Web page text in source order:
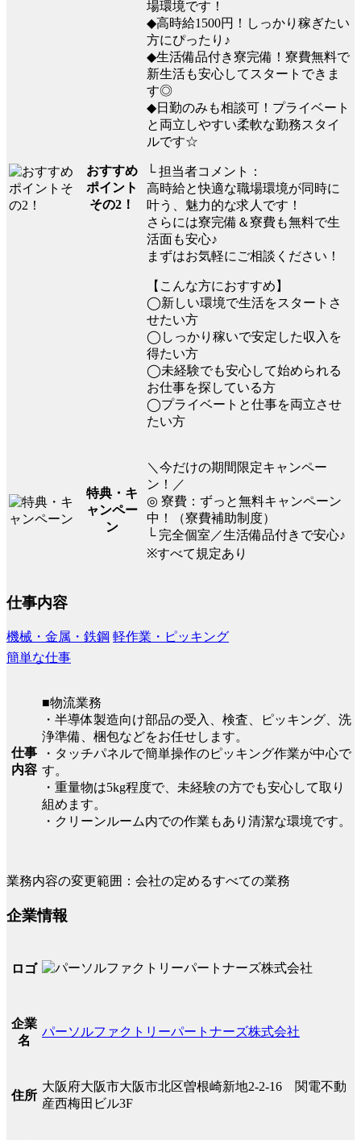
おすすめ
ポイント
その2！
場環境です！
◆高時給1500円！しっかり稼ぎたい
方にぴったり♪
◆生活備品付き寮完備！寮費無料で
新生活も安心してスタートできま
す◎
◆日勤のみも相談可！プライベート
と両立しやすい柔軟な勤務スタイ
ルです☆
└ 担当者コメント：
高時給と快適な職場環境が同時に
叶う、魅力的な求人です！
さらには寮完備＆寮費も無料で生
活面も安心♪
まずはお気軽にご相談ください！
【こんな方におすすめ】
◯新しい環境で生活をスタートさ
せたい方
◯しっかり稼いで安定した収入を
得たい方
◯未経験でも安心して始められる
お仕事を探している方
◯プライベートと仕事を両立させ
たい方
特典・キ
ャンペー
ン
＼今だけの期間限定キャンペー
ン！／
◎ 寮費：ずっと無料キャンペーン
中！（寮費補助制度）
└ 完全個室／生活備品付きで安心♪
※すべて規定あり
仕事内容
機械・金属・鉄鋼 軽作業・ピッキング
簡単な仕事
仕事
内容
■物流業務
・半導体製造向け部品の受入、検査、ピッキング、洗
浄準備、梱包などをお任せします。
・タッチパネルで簡単操作のピッキング作業が中心で
す。
・重量物は5kg程度で、未経験の方でも安心して取り
組めます。
・クリーンルーム内での作業もあり清潔な環境です。
業務内容の変更範囲：会社の定めるすべての業務
企業情報
ロゴ
企業
名
パーソルファクトリーパートナーズ株式会社
住所
大阪府大阪市大阪市北区曽根崎新地2-2-16 関電不動
産西梅田ビル3F